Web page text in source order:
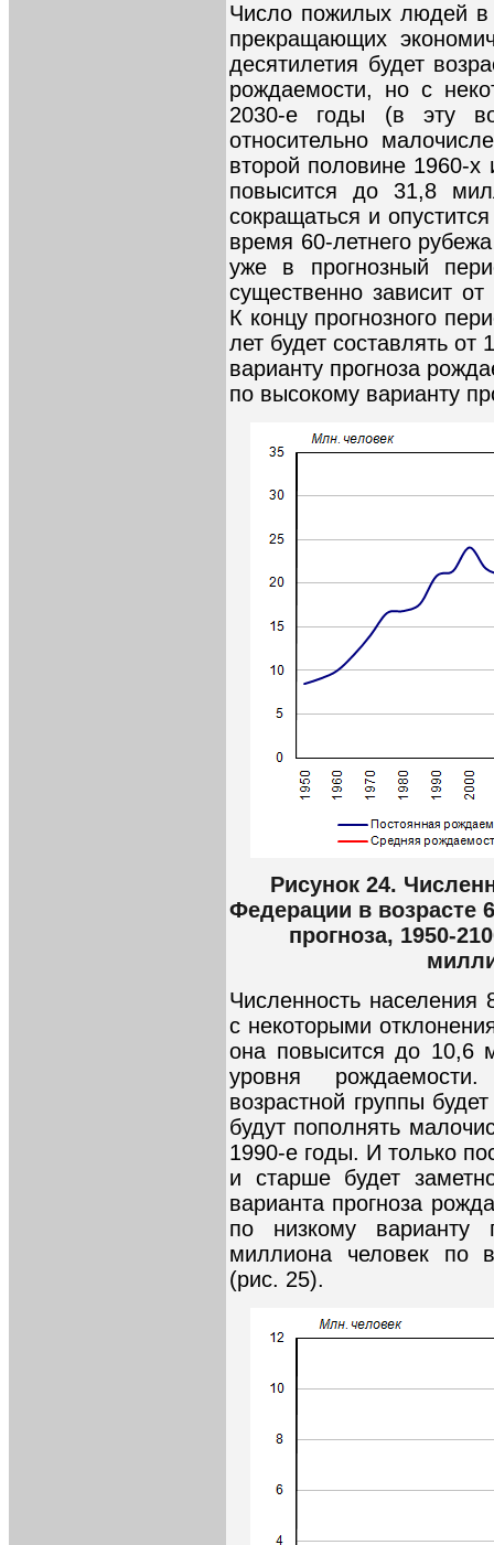
Число пожилых людей в
прекращающих
десятилетия будет
рождаемости, но с
2030-е годы (в эту
относительно
второй половине 1960-
повысится до 31,8
сокращаться и
время 60-летнего
уже в прогнозный
существенно зависит
К концу прогнозного
лет будет составлять
варианту прогноза
по высокому варианту
Рисунок 24.
Федерации в возрасте
прогноза, 1950-
Численность населения
с некоторыми
она повысится до 10,6
уровня
возрастной группы
будут пополнять
1990-е годы. И только
и старше будет
варианта прогноза
по низкому варианту
миллиона человек по
(рис. 25).